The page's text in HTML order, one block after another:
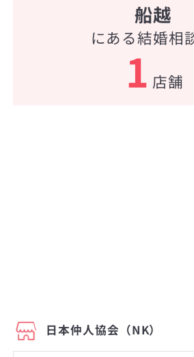
船越
にある結婚相
1 店舗
日本仲人協会（NK）